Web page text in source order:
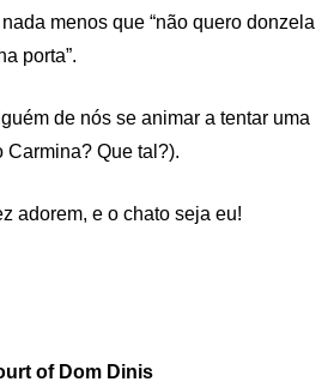
nada menos que “não quero donzela
porta”.
de nós se animar a tentar uma
Carmina? Que tal?).
adorem, e o chato seja eu!
of Dom Dinis